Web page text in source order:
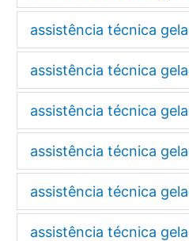
assistência técnica
assistência técnica
assistência técnica
assistência técnica
assistência técnica
assistência técnica